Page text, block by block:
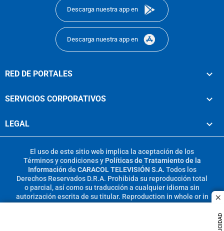
Descarga nuestra app en
Descarga nuestra app en
RED DE PORTALES
SERVICIOS CORPORATIVOS
LEGAL
El uso de este sitio web implica la aceptación de los
Términos y condicionesy Políticas de Tratamiento de la
Información de CARACOL TELEVISIÓN S.A. Todos los
Derechos Reservados D.R.A. Prohibida su reproducción total
o parcial, así como su traducción a cualquier idioma sin
autorización escrita de su titular. Reproduction in whole or in